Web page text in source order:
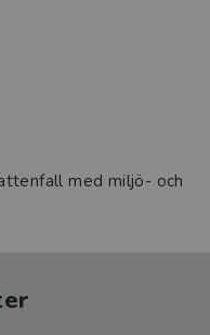
med miljö- och